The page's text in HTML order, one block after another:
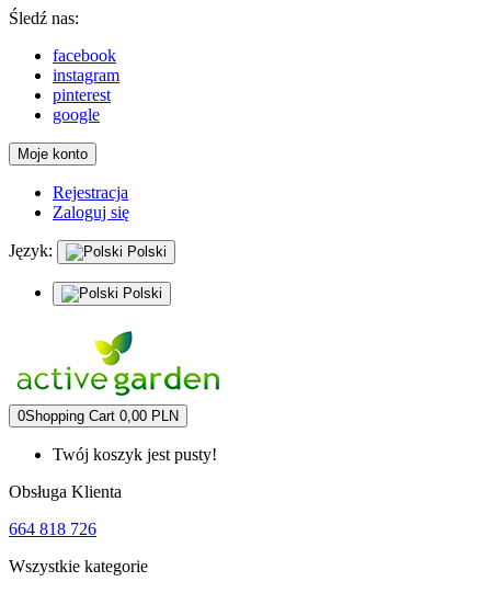
Śledź nas:
facebook
instagram
pinterest
google
Moje konto
Rejestracja
Zaloguj się
Język: Polski
Polski
0Shopping Cart 0,00 PLN
Twój koszyk jest pusty!
Obsługa Klienta
664 818 726
Wszystkie kategorie